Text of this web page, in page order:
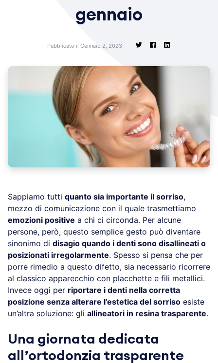
gennaio
Pubblicato il Gennaio 2, 2023
Sappiamo tutti quanto sia importante il sorriso,
mezzo di comunicazione con il quale trasmettiamo
emozioni positive a chi ci circonda. Per alcune
persone, però, questo semplice gesto può diventare
sinonimo di disagio quando i denti sono disallineati o
posizionati irregolarmente. Spesso si pensa che per
porre rimedio a questo difetto, sia necessario ricorrere
al classico apparecchio con placchette e fili metallici.
Invece oggi per riportare i denti nella corretta
posizione senza alterare l’estetica del sorriso esiste
un’altra soluzione: gli allineatori in resina trasparente.
Una giornata dedicata
all’ortodonzia trasparente